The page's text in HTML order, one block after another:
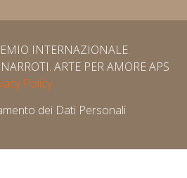
INTERNAZIONALE
ARTE PER AMORE APS
Policy
dei Dati Personali